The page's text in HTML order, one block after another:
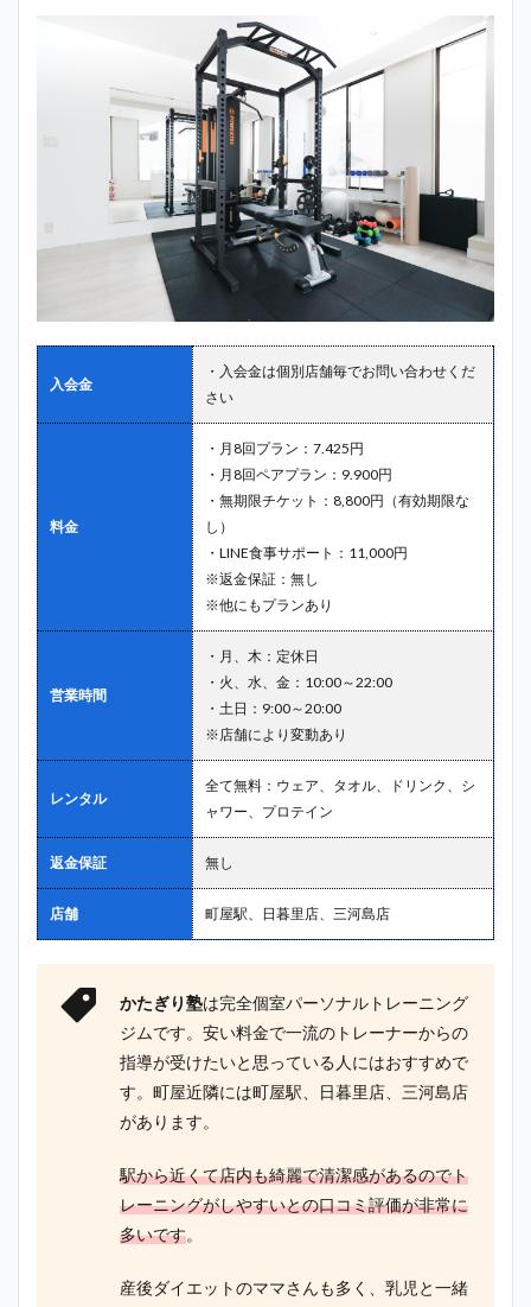
ビヨンド
（BEYOND）
位：ファ
ディー
（FURDI）
2.9
9位：
ビーコンセ
CONCEPT）
「か
たぎ
もお
すす
め！
4
まと
め
入会金
・入会金は個別店舗毎でお問い合わせくだ
さい
料金
・月8回プラン：7.425円
・月8回ペアプラン：9.900円
・無期限チケット：8,800円（有効期限な
し）
・LINE食事サポート：11,000円
※返金保証：無し
※他にもプランあり
営業時間
・月、木：定休日
・火、水、金：10:00～22:00
・土日：9:00～20:00
※店舗により変動あり
レンタル
全て無料：ウェア、タオル、ドリンク、シ
ャワー、プロテイン
返金保証 無し
店舗 町屋駅、日暮里店、三河島店
かたぎり塾は完全個室パーソナルトレーニング
ジムです。安い料金で一流のトレーナーからの
指導が受けたいと思っている人にはおすすめで
す。町屋近隣には町屋駅、日暮里店、三河島店
があります。
駅から近くて店内も綺麗で清潔感があるのでト
レーニングがしやすいとの口コミ評価が非常に
多いです。
産後ダイエットのママさんも多く、乳児と一緒